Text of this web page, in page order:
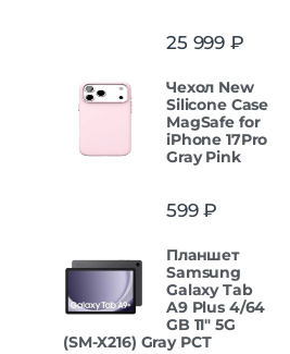
25 999 ₽
Чехол New
Silicone Case
MagSafe for
iPhone 17Pro
Gray Pink
599₽
Планшет
Samsung
Galaxy Tab
A9 Plus 4/64
GB 11" 5G
(SM-X216) Gray РСТ